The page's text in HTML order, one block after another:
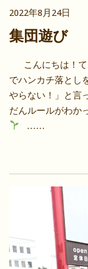
2022年8月24日
集団遊び
こんにちは！
でハンカチ落とし
やらない！」と言
だんルールがわか
……